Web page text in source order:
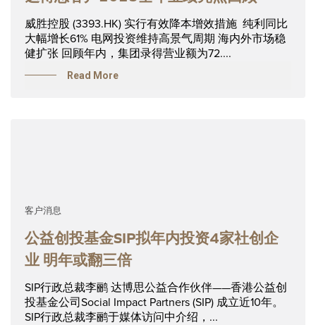
威胜控股 (3393.HK) 实行有效降本增效措施 纯利同比
大幅增长61% 电网投资维持高景气周期 海内外市场稳
健扩张 回顾年内，集团录得营业额为72....
Read More
客户消息
公益创投基金SIP拟年内投资4家社创企
业 明年或翻三倍
SIP行政总裁李鹂 达博思公益合作伙伴——香港公益创
投基金公司Social Impact Partners (SIP) 成立近10年。
SIP行政总裁李鹂于媒体访问中介绍，...